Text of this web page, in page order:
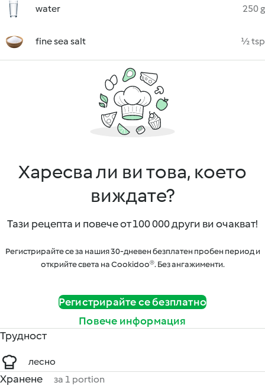
water 250 g
fine sea salt ½ tsp
Харесва ли ви това, което
виждате?
Тази рецепта и повече от 100 000 други ви очакват!
Регистрирайте се за нашия 30-дневен безплатен пробен период и
открийте света на Cookidoo®. Без ангажименти.
Регистрирайте се безплатно
Повече информация
Трудност
лесно
Хранене за 1 portion